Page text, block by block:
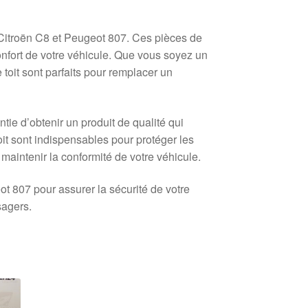
C8 et Peugeot 807. Ces pièces de
de votre véhicule. Que vous soyez un
sont parfaits pour remplacer un
d’obtenir un produit de qualité qui
sont indispensables pour protéger les
la conformité de votre véhicule.
807 pour assurer la sécurité de votre